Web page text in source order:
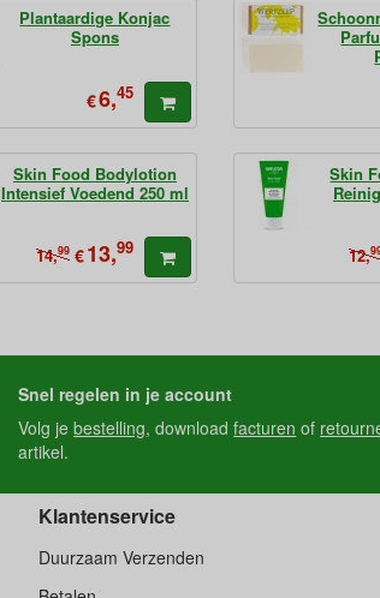
Plantaardige Konjac
Spons
€6,45
Skin Food Bodylotion
Intensief Voedend 250 ml
14,99 €13,99
Skin
12,
Snel regelen in je account
Volg jebestelling, downloadfacturen of
artikel.
Klantenservice
Duurzaam Verzenden